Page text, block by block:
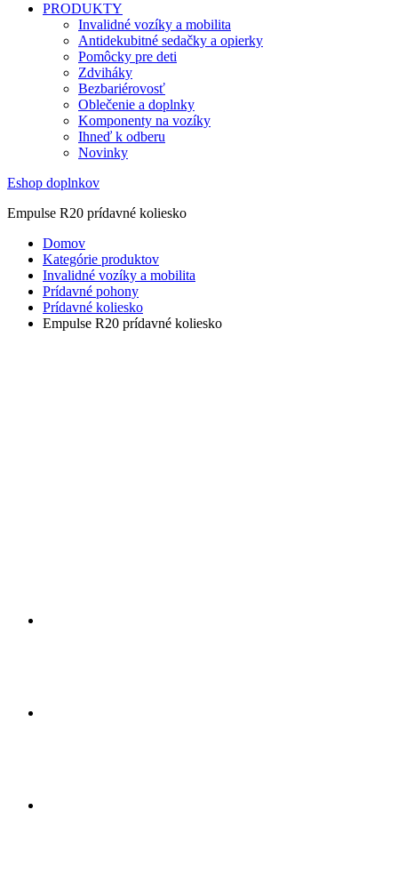
PRODUKTY
Invalidné vozíky a mobilita
Antidekubitné sedačky a opierky
Pomôcky pre deti
Zdviháky
Bezbariérovosť
Oblečenie a doplnky
Komponenty na vozíky
Ihneď k odberu
Novinky
Eshop doplnkov
Empulse R20 prídavné koliesko
Domov
Kategórie produktov
Invalidné vozíky a mobilita
Prídavné pohony
Prídavné koliesko
Empulse R20 prídavné koliesko